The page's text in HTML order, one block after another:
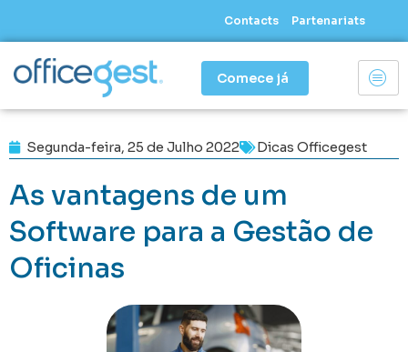
Contacts Partenariats
Comece já
Segunda-feira, 25 de Julho 2022 Dicas Officegest
As vantagens de um
Software para a Gestão de
Oficinas